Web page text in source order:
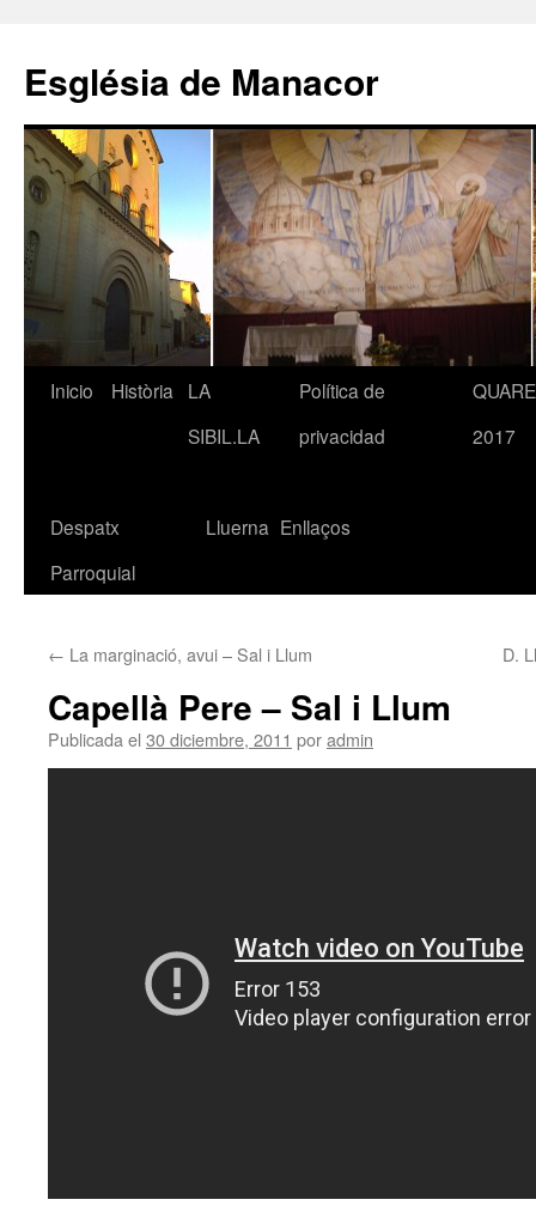
contenido
Església de Manacor
Inicio Història
LA
SIBIL.LA
Política de
privacidad
2017
Despatx
Parroquial
Lluerna Enllaços
← La marginació, avui – Sal i Llum D.
Capellà Pere – Sal i Llum
Publicada el 30 diciembre, 2011 poradmin